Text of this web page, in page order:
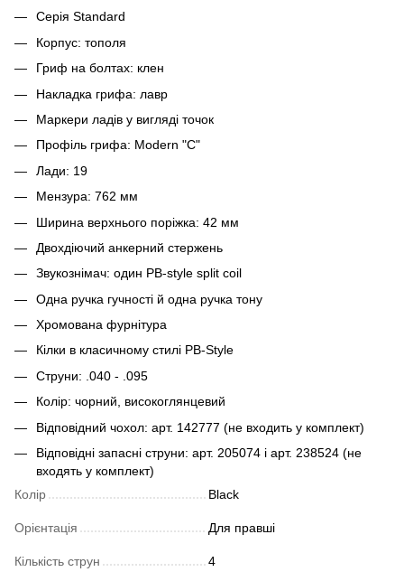
Серія Standard
Корпус: тополя
Гриф на болтах: клен
Накладка грифа: лавр
Маркери ладів у вигляді точок
Профіль грифа: Modern "C"
Лади: 19
Мензура: 762 мм
Ширина верхнього поріжка: 42 мм
Двохдіючий анкерний стержень
Звукознімач: один PB-style split coil
Одна ручка гучності й одна ручка тону
Хромована фурнітура
Кілки в класичному стилі PB-Style
Струни: .040 - .095
Колір: чорний, високоглянцевий
Відповідний чохол: арт. 142777 (не входить у комплект)
Відповідні запасні струни: арт. 205074 і арт. 238524 (не
входять у комплект)
Колір
Black
Орієнтація Для правші
Кількість струн 4